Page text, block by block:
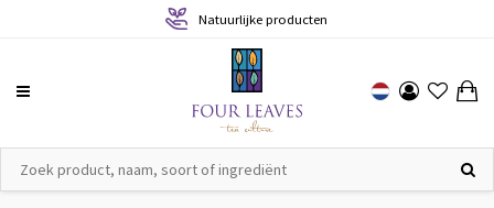
Natuurlijke producten